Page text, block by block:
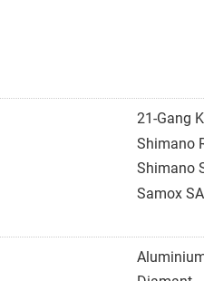
21-Gang
Shimano
Shimano
Samox